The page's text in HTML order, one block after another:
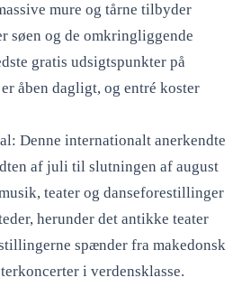
mure og tårne tilbyder
søen og de omkringliggende
gratis udsigtspunkter på
åben dagligt, og entré koster
Denne internationalt anerkendte
af juli til slutningen af august
teater og danseforestillinger
herunder det antikke teater
spænder fra makedonsk
i verdensklasse.